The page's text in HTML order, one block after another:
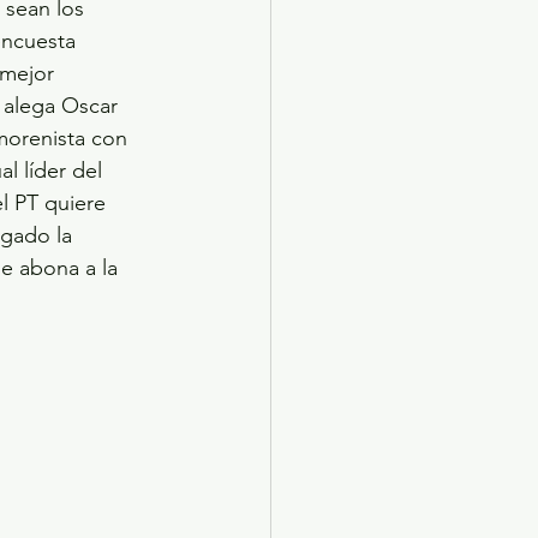
los
Oscar
con
líder del
PT quiere
la
abona a la